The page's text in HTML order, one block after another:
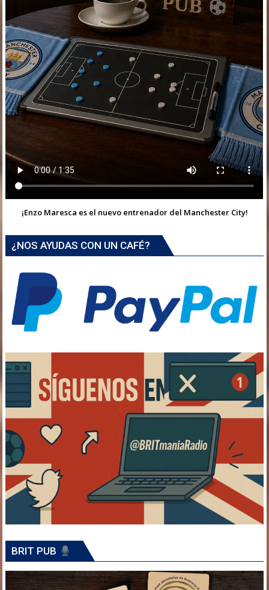
¡Enzo Maresca es el nuevo entrenador del Manchester City!
¿NOS AYUDAS CON UN CAFÉ?
BRIT PUB